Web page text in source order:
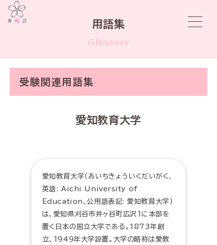
用語集
Glossary
受験関連用語集
愛知教育大学
愛知教育大学（あいちきょういくだいがく、
英語: Aichi University of
Education、公用語表記: 愛知教育大学）
は、愛知県刈谷市井ヶ谷町広沢1に本部を
置く日本の国立大学である。1873年創
立、1949年大学設置。大学の略称は愛教